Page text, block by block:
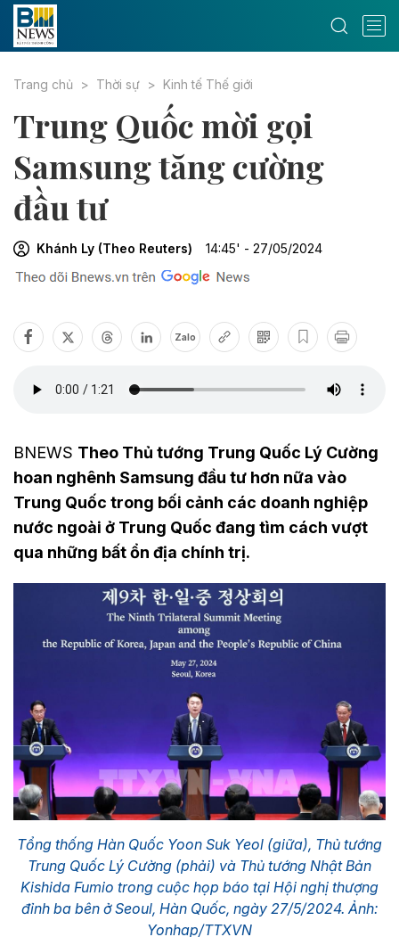
Trang chủ Thời sự Kinh tế Thế giới
Trung Quốc mời gọi
Samsung tăng cường
đầu tư
Khánh Ly (Theo Reuters) 14:45' - 27/05/2024
Zalo
BNEWS Theo Thủ tướng Trung Quốc Lý Cường
hoan nghênh Samsung đầu tư hơn nữa vào
Trung Quốc trong bối cảnh các doanh nghiệp
nước ngoài ở Trung Quốc đang tìm cách vượt
qua những bất ổn địa chính trị.
Tổng thống Hàn Quốc Yoon Suk Yeol (giữa), Thủ tướng
Trung Quốc Lý Cường (phải) và Thủ tướng Nhật Bản
Kishida Fumio trong cuộc họp báo tại Hội nghị thượng
đỉnh ba bên ở Seoul, Hàn Quốc, ngày 27/5/2024. Ảnh:
Yonhap/TTXVN